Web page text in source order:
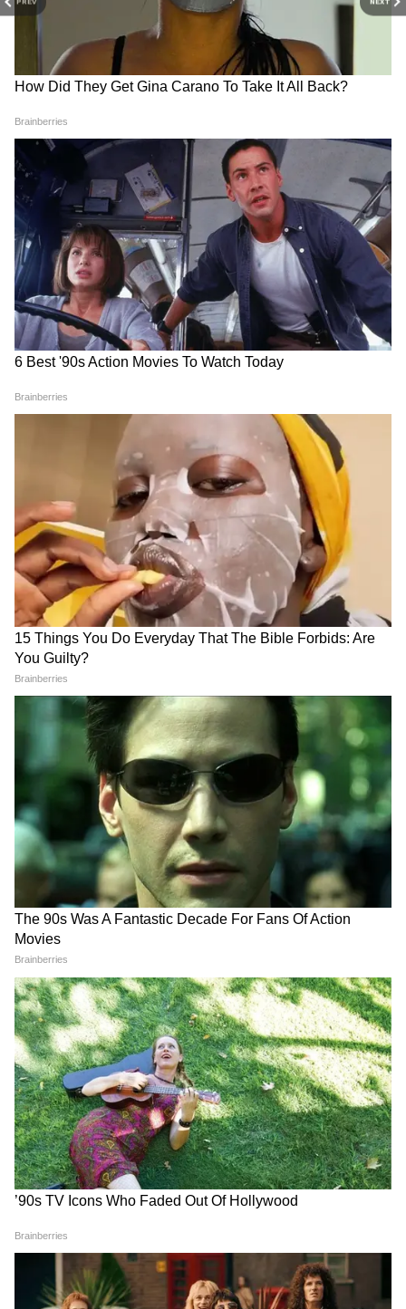
PREV NEXT
एक घोषणा पर रूस और अमेरिका दोनों को सहमत करना
बेहद कठिन था, लेकिन भारत ने इसे कामयाबी से किया।
कूटनीतिक जीत बताया जाता है। घोषणा को बिना किसी
असहमति के सभी G20 सदस्य देशों से सर्वसम्मति से
समर्थन मिला। अमेरिका, ब्रिटेन, रूस और चीन सहित
प्रमुख देशों ने जी20 शिखर सम्मेलन की तारीफ की है।
RECOMMENDED STORIES
ढाका में टैगोर की 85वीं पुण्यतिथि,
'इति रबीन्द्रनाथ' कार्यक्रम का
आयोजन
पीएम मोदी को इजराइली पीएम
नेतन्याहू का फोन, द्विपक्षीय संबंधों
पर हुई चर्चा
श्रीलंका को भारत की बड़ी मदद,
250 मीट्रिक टन से ज्यादा के बेली
ब्रिज दिए गए
हिरोशिमा बरसी: भारतीय राजदूत
नगमा मल्लिक ने पीड़ितों को दी
श्रद्धांजलि
LATEST VIDEOS
Rahul Gandhi से मिलीं CJP Protest में
लाठी खाने वाली Muskaan, Delhi Police से
दाग दिया ये सवाल!
CJP के अंदर हो गई कलह, Abhijeet Dipke
के ही खिलाफ हो गए कई लोग!